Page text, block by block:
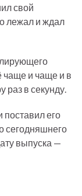
свой
лежал и ждал
чаще и чаще и в
раз в секунду.
поставил его
сегодняшнего
выпуска —